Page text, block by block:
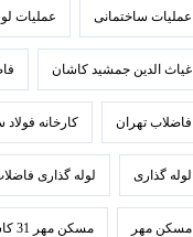
عملیات ساختمانی عملیات
غیاث الدین جمشید کاشان
فاضلاب تهران كارخانه فولاد
لوله گذاری لوله گذاری
مسکن مهر مسکن مهر 31 کاشان( قمصر)